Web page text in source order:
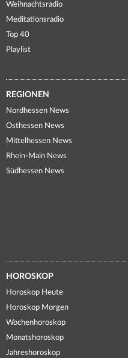
Weihnachtsradio
Meditationsradio
Top 40
Playlist
REGIONEN
Nordhessen News
Osthessen News
Mittelhessen News
Rhein-Main News
Südhessen News
HOROSKOP
Horoskop Heute
Horoskop Morgen
Wochenhoroskop
Monatshoroskop
Jahreshoroskop